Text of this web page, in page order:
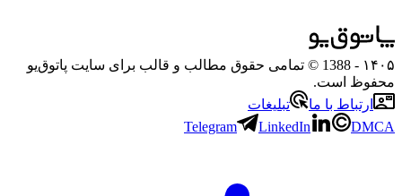
۱۴۰۵
- 1388 © تمامی حقوق مطالب و قالب برای سایت پاتوق‌یو
محفوظ است.
ارتباط با ما
تبلیغات
Telegram
LinkedIn DMCA